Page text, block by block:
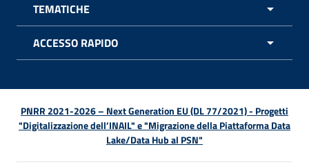
TEMATICHE
ACCESSO RAPIDO
PNRR 2021-2026 – Next Generation EU (DL 77/2021) - Progetti
"Digitalizzazione dell’INAIL" e "Migrazione della Piattaforma Data
Lake/Data Hub al PSN"